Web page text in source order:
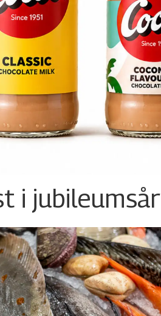
i jubileumsår